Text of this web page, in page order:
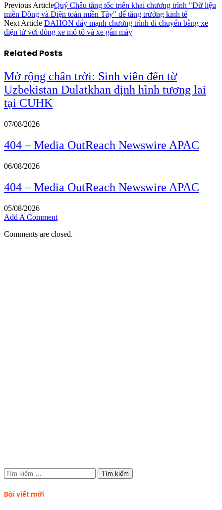
Previous ArticleQuý Châu tăng tốc triển khai chương trình "Dữ liệu
miền Đông và Điện toán miền Tây" để tăng trưởng kinh tế
Next Article DAHON đẩy mạnh chương trình di chuyển bằng xe
điện tử với dòng xe mô tô và xe gắn máy
Related Posts
Mở rộng chân trời: Sinh viên đến từ
Uzbekistan Dulatkhan định hình tương lai
tại CUHK
07/08/2026
404 – Media OutReach Newswire APAC
06/08/2026
404 – Media OutReach Newswire APAC
05/08/2026
Add A Comment
Comments are closed.
Tìm
kiếm
cho:
Bài viết mới